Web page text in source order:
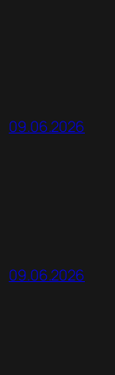
09.06.2026
09.06.2026